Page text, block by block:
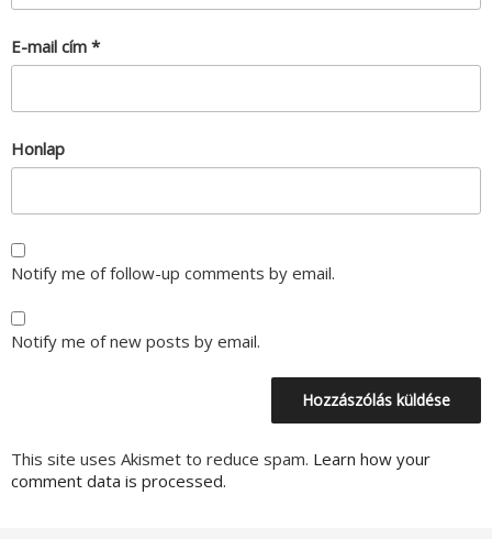
E-mail cím *
Honlap
Notify me of follow-up comments by email.
Notify me of new posts by email.
This site uses Akismet to reduce spam. Learn how your
comment data is processed.